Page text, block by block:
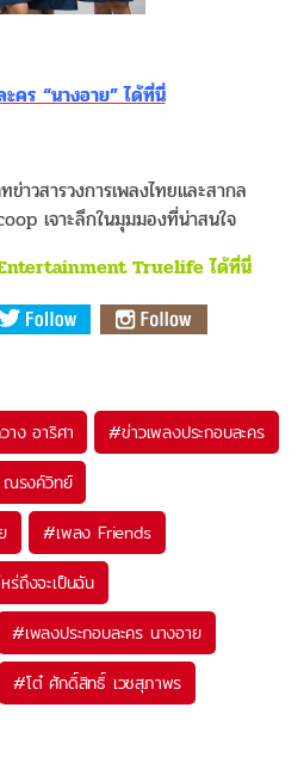
ะคร “นางอาย” ได้ที่นี่
ข่าวสารวงการเพลงไทยและสากล
เจาะลึกในมุมมองที่น่าสนใจ
Entertainment Truelife ได้ที่นี่
าง อาริศา #ข่าวเพลงประกอบละคร
รงค์วิทย์
#เพลง Friends
ร่ถึงจะเป็นฉัน
#เพลงประกอบละคร นางอาย
#โต๋ ศักดิ์สิทธิ์ เวชสุภาพร